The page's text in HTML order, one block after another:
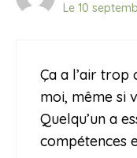
Le 10
Ça a l’air
moi, même si
Quelqu’un a
compétences